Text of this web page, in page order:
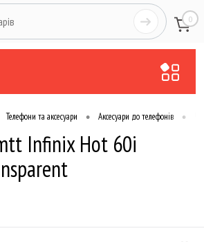
0
Телефони та аксесуари • Аксесуари до телефонів •
Infinix Hot 60i